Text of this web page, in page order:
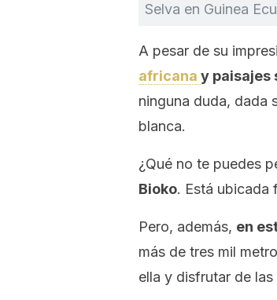
Selva en Guinea
A pesar de su
africana y paisajes
ninguna duda, dada
blanca.
¿Qué no te puedes
Bioko. Está ubicada
Pero, además, en
más de tres mil
ella y disfrutar de